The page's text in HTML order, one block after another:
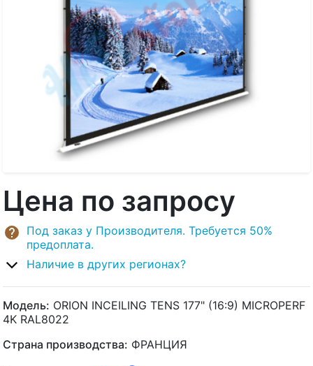
Цена по запросу
Под заказ у Производителя. Требуется 50%
предоплата.
Наличие в других регионах?
Модель: ORION INCEILING TENS 177" (16:9) MICROPERF
4K RAL8022
Страна производства: ФРАНЦИЯ